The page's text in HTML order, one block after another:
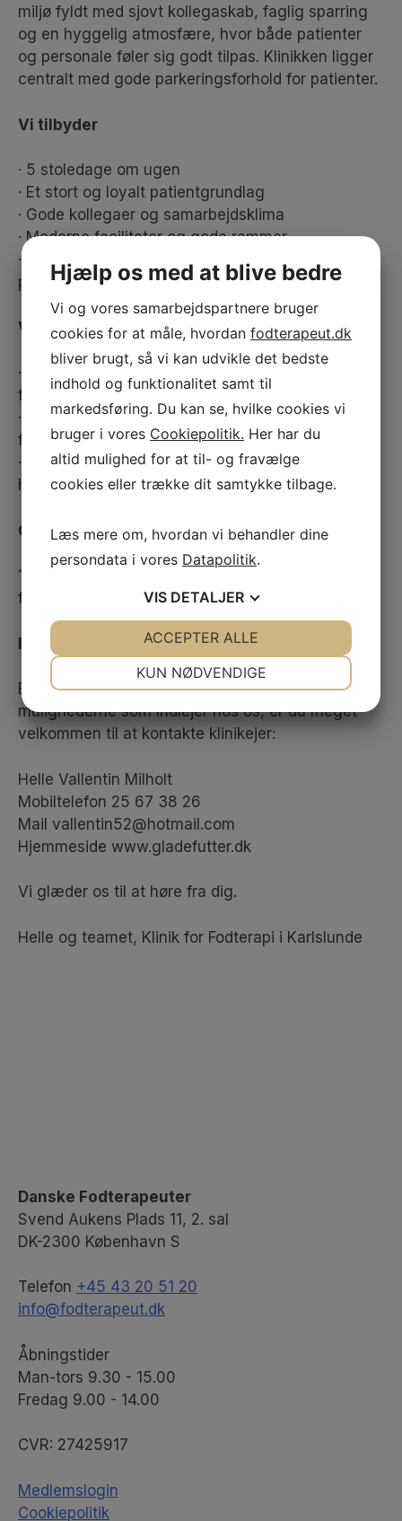
miljø fyldt med sjovt kollegaskab, faglig sparring
og en hyggelig atmosfære, hvor både patienter
og personale føler sig godt tilpas. Klinikken ligger
centralt med gode parkeringsforhold for patienter.
Vi tilbyder
· 5 stoledage om ugen
· Et stort og loyalt patientgrundlag
· Gode kollegaer og samarbejdsklima
· Moderne faciliteter og gode rammer
· Klinikken har ydernummer og god tilgang af
patienter
Vi søger dig, der
· Er statsautoriseret fodterapeut eller bliver
færdig- uddannet i sommeren 2026.
· Er en teamplayer, der bidrager til et positivt
fællesskab
· Sætter pris på høj faglighed og god stemning i
hverdagen
Opstart
1.oktober 2026 eller snarest derefter (Vi er
fleksible for den rette kandidat.)
Interesseret?
Er du interesseret, og vil du høre mere om
mulighederne som Indlejer hos os, er du meget
velkommen til at kontakte klinikejer:
Helle Vallentin Milholt
Mobiltelefon 25 67 38 26
Mail vallentin52@hotmail.com
Hjemmeside www.gladefutter.dk
Vi glæder os til at høre fra dig.
Helle og teamet, Klinik for Fodterapi i Karlslunde
Danske Fodterapeuter
Svend Aukens Plads 11, 2. sal
DK-2300 København S
Telefon +45 43 20 51 20
info@fodterapeut.dk
Åbningstider
Man-tors 9.30 - 15.00
Fredag 9.00 - 14.00
CVR: 27425917
Medlemslogin
Cookiepolitik
Hjælp os med at blive bedre
Vi og vores samarbejdspartnere bruger
cookies for at måle, hvordan fodterapeut.dk
bliver brugt, så vi kan udvikle det bedste
indhold og funktionalitet samt til
markedsføring. Du kan se, hvilke cookies vi
bruger i vores Cookiepolitik. Her har du
altid mulighed for at til- og fravælge
cookies eller trække dit samtykke tilbage.
Læs mere om, hvordan vi behandler dine
persondata i vores Datapolitik.
VIS DETALJER
NEJ JA
MARKETING STATISTIK
KUN NØDVENDIGE
ACCEPTER ALLE